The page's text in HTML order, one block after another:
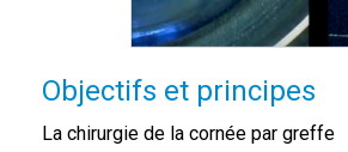
Objectifs et principes
La chirurgie de la cornée par greffe